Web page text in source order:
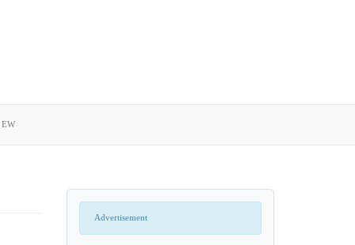
EW
Advertisement